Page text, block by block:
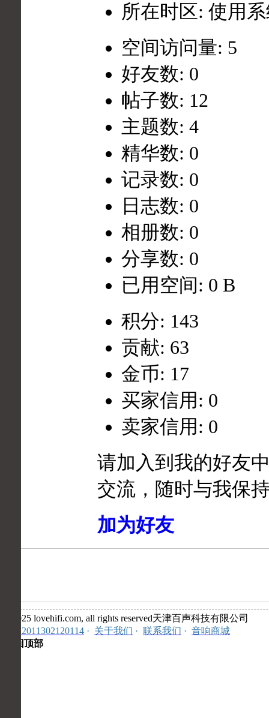
所在时区: 使用
空间访问量: 5
好友数: 0
帖子数: 12
主题数: 4
精华数: 0
记录数: 0
日志数: 0
相册数: 0
分享数: 0
已用空间: 0 B
积分: 143
贡献: 63
金币: 17
买家信用: 0
卖家信用: 0
请加入到我的好友
交流，随时与我保
加为好友
©2025 lovehifi.com, all rights reserved天津百声科技有限公司
安:12011302120114 · 关于我们 · 联系我们 · 音响商城
返回顶部